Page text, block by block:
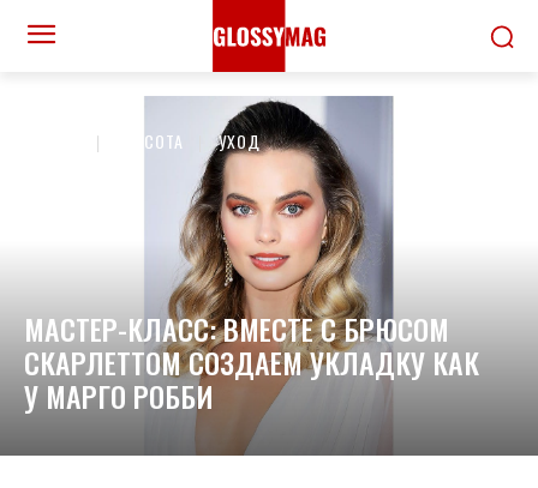
КРАСОТА УХОД
МАСТЕР-КЛАСС: ВМЕСТЕ С БРЮСОМ
СКАРЛЕТТОМ СОЗДАЕМ УКЛАДКУ КАК
У МАРГО РОББИ